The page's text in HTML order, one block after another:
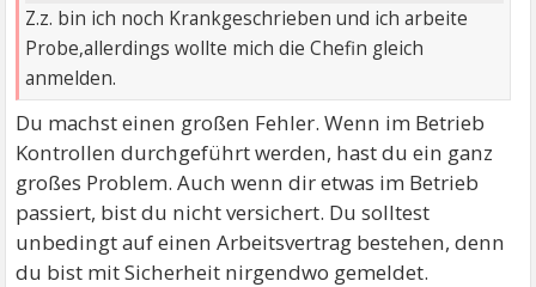
Z.z. bin ich noch Krankgeschrieben und ich arbeite
Probe,allerdings wollte mich die Chefin gleich
anmelden.
Du machst einen großen Fehler. Wenn im Betrieb
Kontrollen durchgeführt werden, hast du ein ganz
großes Problem. Auch wenn dir etwas im Betrieb
passiert, bist du nicht versichert. Du solltest
unbedingt auf einen Arbeitsvertrag bestehen, denn
du bist mit Sicherheit nirgendwo gemeldet.